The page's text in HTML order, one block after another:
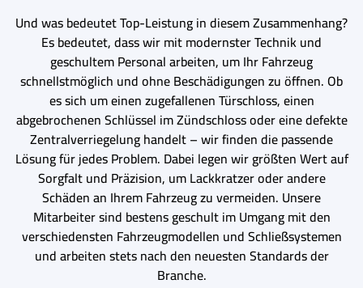
Und was bedeutet Top-Leistung in diesem Zusammenhang?
Es bedeutet, dass wir mit modernster Technik und
geschultem Personal arbeiten, um Ihr Fahrzeug
schnellstmöglich und ohne Beschädigungen zu öffnen. Ob
es sich um einen zugefallenen Türschloss, einen
abgebrochenen Schlüssel im Zündschloss oder eine defekte
Zentralverriegelung handelt – wir finden die passende
Lösung für jedes Problem. Dabei legen wir größten Wert auf
Sorgfalt und Präzision, um Lackkratzer oder andere
Schäden an Ihrem Fahrzeug zu vermeiden. Unsere
Mitarbeiter sind bestens geschult im Umgang mit den
verschiedensten Fahrzeugmodellen und Schließsystemen
und arbeiten stets nach den neuesten Standards der
Branche.